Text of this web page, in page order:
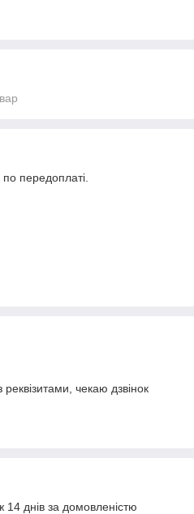
по передоплаті.
чекаю дзвінок
днів за домовленістю